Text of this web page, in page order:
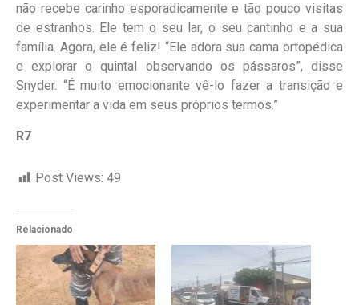
não recebe carinho esporadicamente e tão pouco visitas
de estranhos. Ele tem o seu lar, o seu cantinho e a sua
família. Agora, ele é feliz! “Ele adora sua cama ortopédica
e explorar o quintal observando os pássaros”, disse
Snyder. “É muito emocionante vê-lo fazer a transição e
experimentar a vida em seus próprios termos.”
R7
Post Views: 49
Relacionado